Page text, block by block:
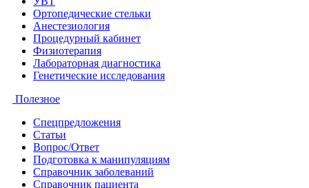
Ортопедические стельки
Анестезиология
Процедурный кабинет
Физиотерапия
Лабораторная диагностика
Генетические исследования
Полезное
Спецпредложения
Статьи
Вопрос/Ответ
Подготовка к манипуляциям
Справочник заболеваний
Справочник пациента